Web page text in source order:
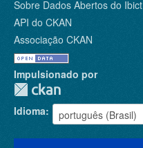
Sobre Dados Abertos do Ibict
API do CKAN
Associação CKAN
Impulsionado por
Idioma